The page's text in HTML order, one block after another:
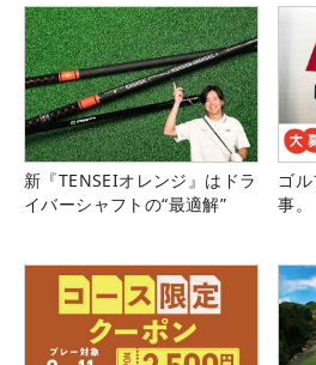
新『TENSEIオレンジ』はドラ
イバーシャフトの“最適解”
ゴ
事